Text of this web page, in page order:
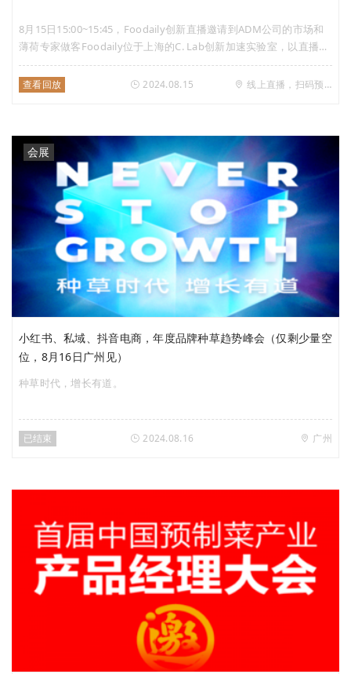
8月15日15:00~15:45，Foodaily创新直播邀请到ADM公司的市场和
薄荷专家做客Foodaily位于上海的C. Lab创新加速实验室，以直播对
话形式解密薄荷密码，畅谈风味创新的方法论。
查看回放 2024.08.15 线上直播，扫码预约
会展
小红书、私域、抖音电商，年度品牌种草趋势峰会（仅剩少量空
位，8月16日广州见）
种草时代，增长有道。
已结束 2024.08.16 广州